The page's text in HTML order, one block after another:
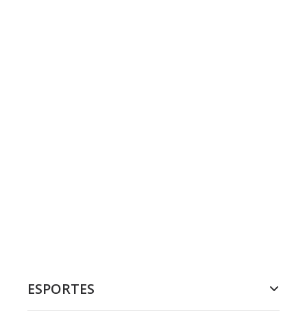
ESPORTES